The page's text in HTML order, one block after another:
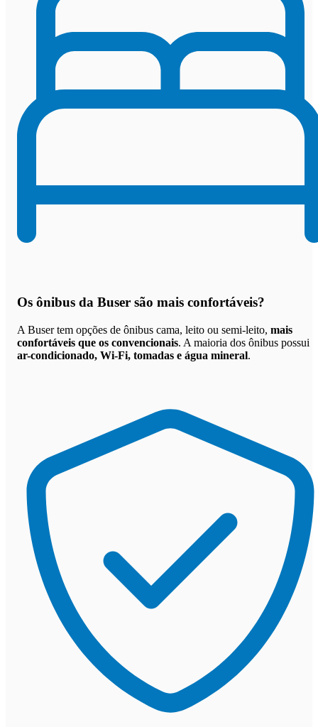
Os ônibus da Buser são mais confortáveis?
A Buser tem opções de ônibus cama, leito ou semi-leito, mais
confortáveis que os convencionais. A maioria dos ônibus possui
ar-condicionado, Wi-Fi, tomadas e água mineral.